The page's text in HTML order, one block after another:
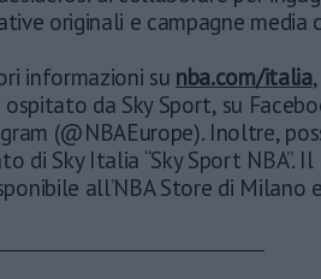
originali e campagne media
informazioni su nba.com/italia
da Sky Sport, su
(@NBAEurope). Inoltre,
di Sky Italia “Sky Sport NBA”. Il
all’NBA Store di Milano